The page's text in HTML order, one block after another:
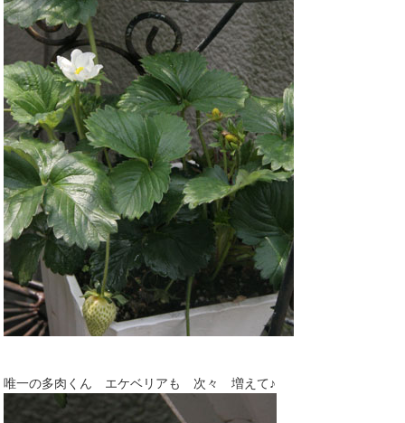
唯一の多肉くん エケベリアも 次々 増えて♪